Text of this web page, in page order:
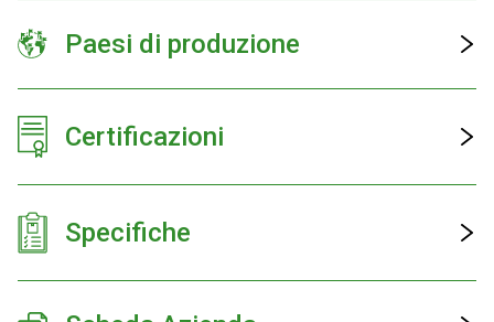
Paesi di produzione
Certificazioni
Specifiche